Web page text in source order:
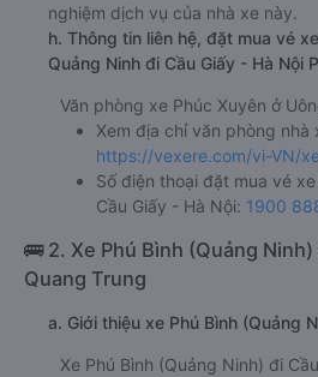
nghiệm dịch vụ của nhà xe này.
h. Thông tin liên hệ, đặt mua vé
Quảng Ninh đi Cầu Giấy - Hà Nội
Văn phòng xe Phúc Xuyên ở
Xem địa chỉ văn phòng nhà
https://vexere.com/vi-VN/
Số điện thoại đặt mua vé
Cầu Giấy - Hà Nội: 1900
🚌 2. Xe Phú Bình (Quảng
Quang Trung
a. Giới thiệu xe Phú Bình (Quảng
Xe Phú Bình (Quảng Ninh) đi